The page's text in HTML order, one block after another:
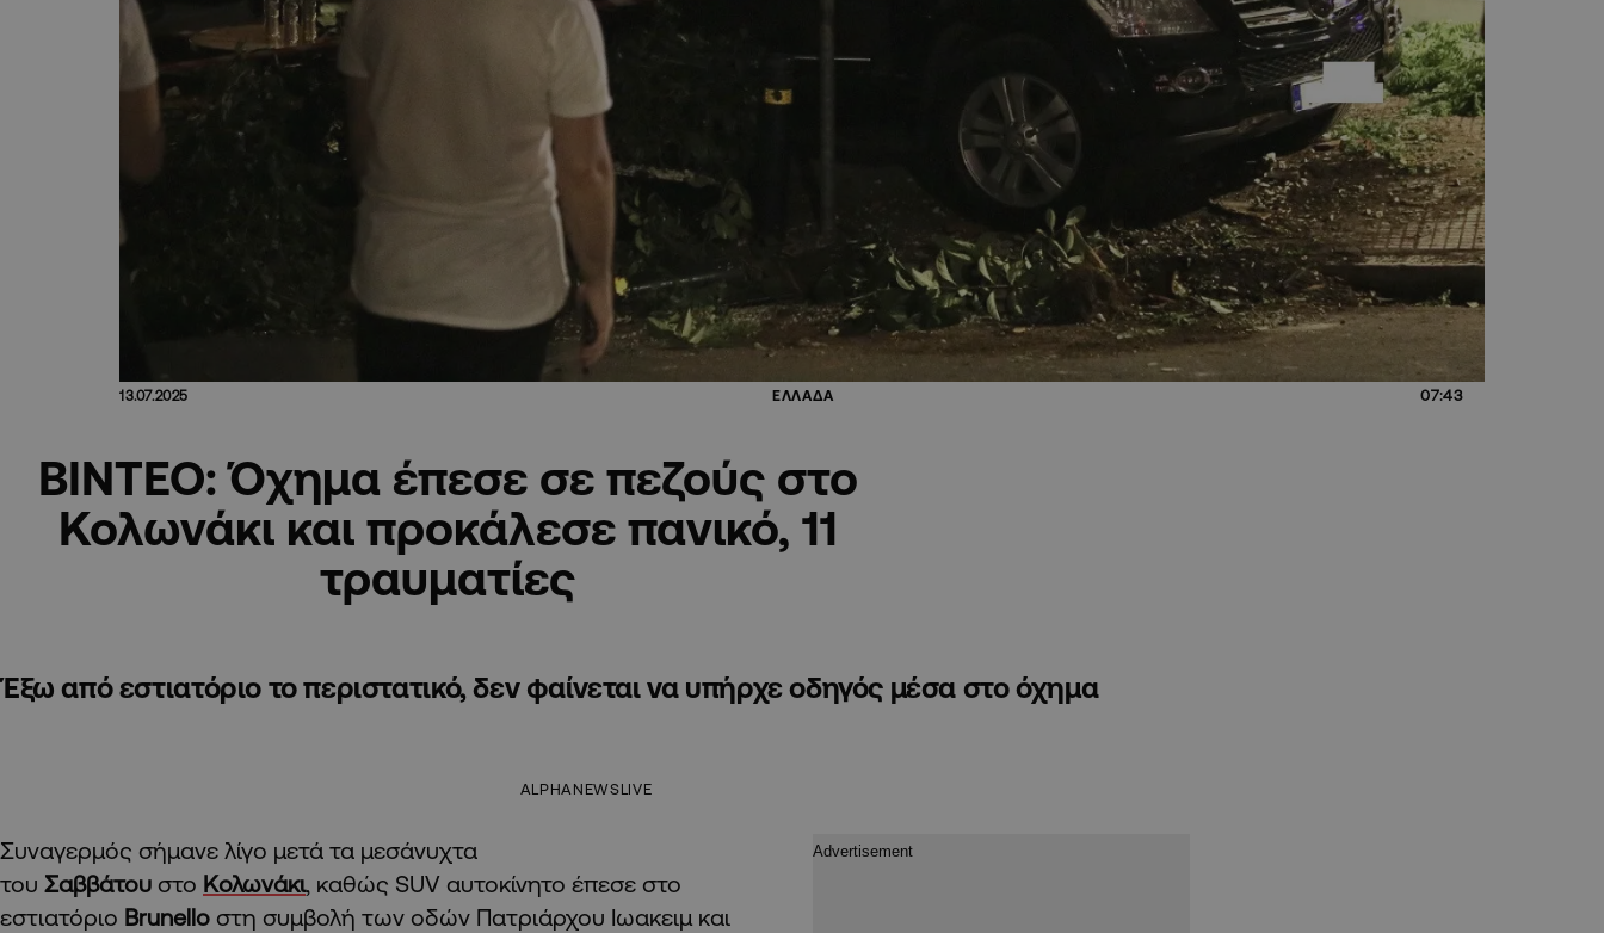
13.07.2025 ΕΛΛΑΔΑ 07:43
ΒΙΝΤΕΟ: Όχημα έπεσε σε πεζούς στο
Κολωνάκι και προκάλεσε πανικό, 11
τραυματίες
Έξω από εστιατόριο το περιστατικό, δεν φαίνεται να υπήρχε οδηγός μέσα στο όχημα
ALPHANEWSLIVE
Συναγερμός σήμανε λίγο μετά τα μεσάνυχτα
του Σαββάτου στο Κολωνάκι, καθώς SUV αυτοκίνητο έπεσε στο
εστιατόριο Brunello στη συμβολή των οδών Πατριάρχου Ιωακειμ και